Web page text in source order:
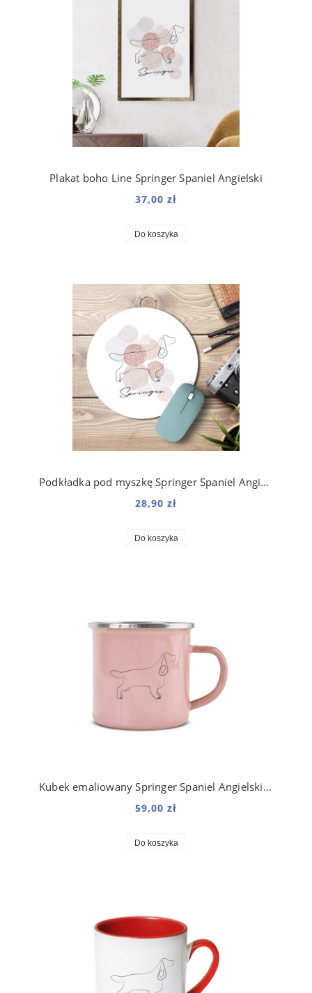
Plakat boho Line Springer Spaniel Angielski
37,00 zł
Do koszyka
Podkładka pod myszkę Springer Spaniel Angielski
28,90 zł
Do koszyka
Kubek emaliowany Springer Spaniel Angielski z nadrukiem Line Różowy
59,00 zł
Do koszyka